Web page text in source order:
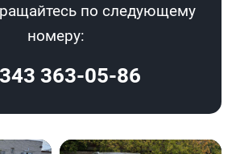
по следующему
номеру:
363-05-86